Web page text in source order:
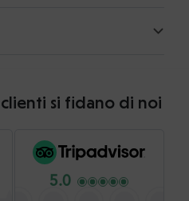
si fidano di noi
5.0